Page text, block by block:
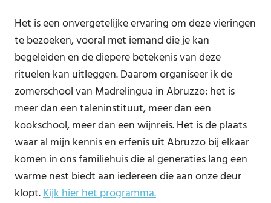
Het is een onvergetelijke ervaring om deze vieringen
te bezoeken, vooral met iemand die je kan
begeleiden en de diepere betekenis van deze
rituelen kan uitleggen. Daarom organiseer ik de
zomerschool van Madrelingua in Abruzzo: het is
meer dan een taleninstituut, meer dan een
kookschool, meer dan een wijnreis. Het is de plaats
waar al mijn kennis en erfenis uit Abruzzo bij elkaar
komen in ons familiehuis die al generaties lang een
warme nest biedt aan iedereen die aan onze deur
klopt.Kijk hier het programma.